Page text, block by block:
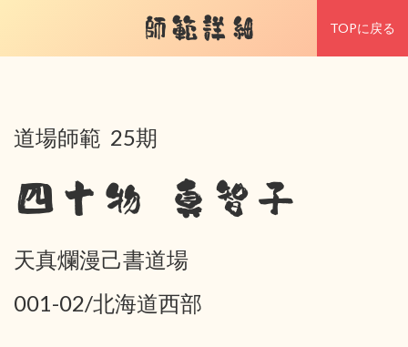
師範詳細 TOPに戻る
道場師範 25期
四十物 真智子
天真爛漫己書道場
001-02/北海道西部